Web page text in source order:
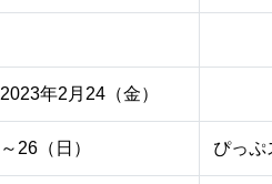
2023年2月24（金）
～26（日） ぴっぷ